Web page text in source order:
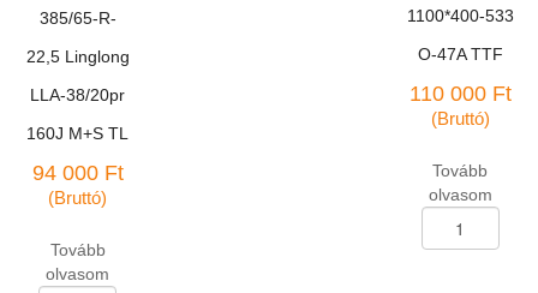
385/65-R-
22,5 Linglong
LLA-38/20pr
160J M+S TL
94 000 Ft
(Bruttó)
Tovább
olvasom
1100*400-533
O-47A TTF
110 000 Ft
(Bruttó)
Tovább
olvasom
1100*400-